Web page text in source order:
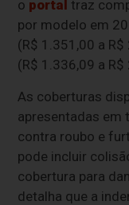
o portal traz
por modelo em
(R$ 1.351,00 a
(R$ 1.336,09 a
As coberturas
apresentadas em
contra roubo e
pode incluir
cobertura para
detalha que a